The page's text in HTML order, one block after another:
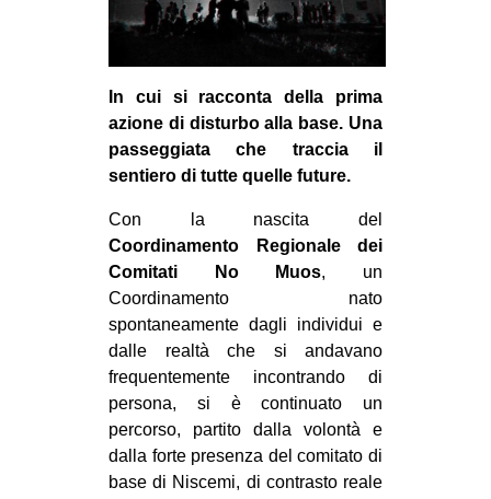
MOBILITAZIONI
SPORT POPOLARE
MOVIMENTI
AMBIENTE
ANTIFASCISMO
DIRITTO ALL’ABITARE
GENERI
MIGRAZIONI
PRECARIATO
REPRESSIONE
STUDENTI
CULTURE
In cui si racconta della prima
azione di disturbo alla base. Una
passeggiata che traccia il
sentiero di tutte quelle future.
Con la nascita del
Coordinamento Regionale dei
Comitati No Muos, un
Coordinamento nato
spontaneamente dagli individui e
dalle realtà che si andavano
frequentemente incontrando di
persona, si è continuato un
percorso, partito dalla volontà e
dalla forte presenza del comitato di
base di Niscemi, di contrasto reale